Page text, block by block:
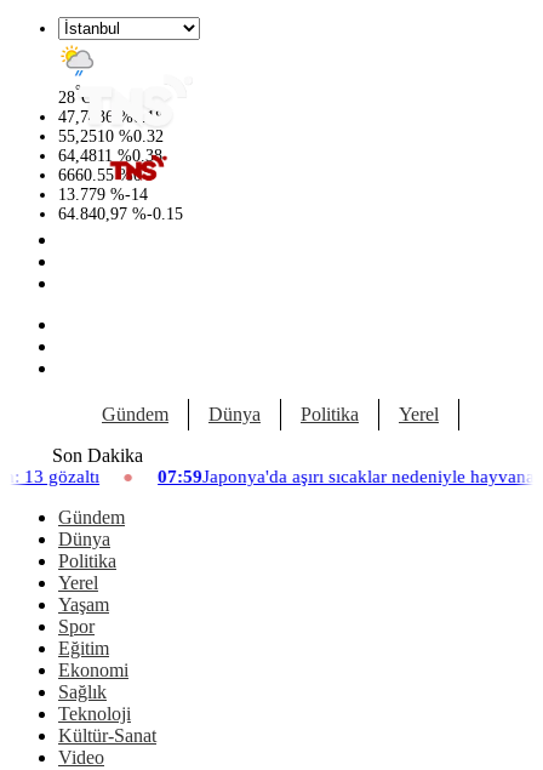
28°C
47,7436 %0.18
55,2510 %0.32
64,4811 %0.38
6660.55 %0
13.779 %-14
64.840,97 %-0.15
Gündem Dünya Politika Yerel
Son Dakika
07:59Japonya'da aşırı sıcaklar nedeniyle hayvanat bahçesinde üç
Gündem
Dünya
Politika
Yerel
Yaşam
Spor
Eğitim
Ekonomi
Sağlık
Teknoloji
Kültür-Sanat
Video